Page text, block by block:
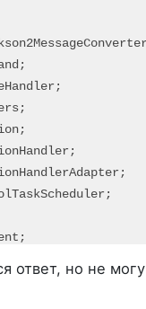
registry
have both
("*"
ответ, но не